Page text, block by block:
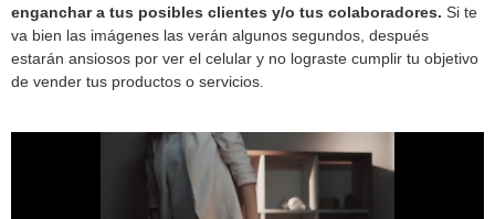
enganchar a tus posibles clientes y/o tus colaboradores. Si te
va bien las imágenes las verán algunos segundos, después
estarán ansiosos por ver el celular y no lograste cumplir tu objetivo
de vender tus productos o servicios.